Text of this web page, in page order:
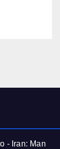
- Iran: Man